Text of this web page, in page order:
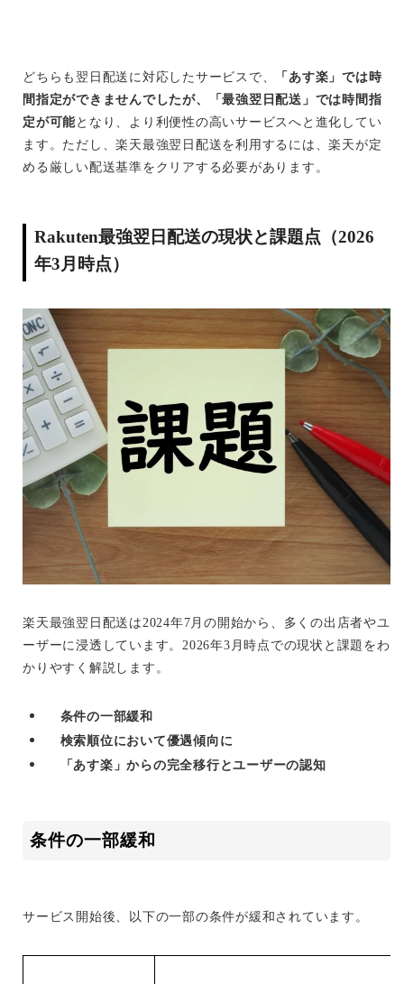
どちらも翌日配送に対応したサービスで、
「あす楽」では時
間指定ができませんでしたが、「最強翌日配送」では時間指
定が可能となり、より利便性の高いサービスへと進化してい
ます。ただし、楽天最強翌日配送を利用するには、楽天が定
める厳しい配送基準をクリアする必要があります。
Rakuten最強翌日配送の現状と課題点（2026
年3月時点）
楽天最強翌日配送は2024年7月の開始から、多くの出店者やユ
ーザーに浸透しています。2026年3月時点での現状と課題をわ
かりやすく解説します。
条件の一部緩和
検索順位において優遇傾向に
「あす楽」からの完全移行とユーザーの認知
条件の一部緩和
サービス開始後、以下の一部の条件が緩和されています。